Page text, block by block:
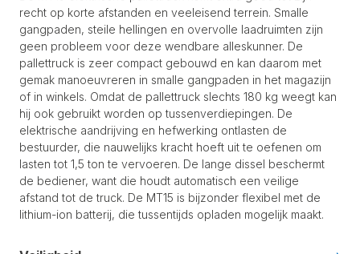
recht op korte afstanden en veeleisend terrein. Smalle
gangpaden, steile hellingen en overvolle laadruimten zijn
geen probleem voor deze wendbare alleskunner. De
pallettruck is zeer compact gebouwd en kan daarom met
gemak manoeuvreren in smalle gangpaden in het magazijn
of in winkels. Omdat de pallettruck slechts 180 kg weegt kan
hij ook gebruikt worden op tussenverdiepingen. De
elektrische aandrijving en hefwerking ontlasten de
bestuurder, die nauwelijks kracht hoeft uit te oefenen om
lasten tot 1,5 ton te vervoeren. De lange dissel beschermt
de bediener, want die houdt automatisch een veilige
afstand tot de truck. De MT15 is bijzonder flexibel met de
lithium-ion batterij, die tussentijds opladen mogelijk maakt.